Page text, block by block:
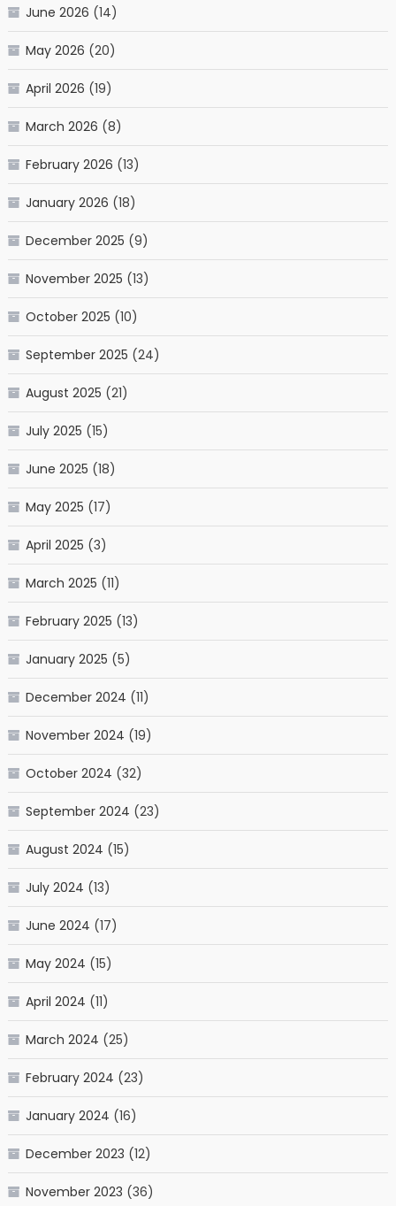
June 2026 (14)
May 2026 (20)
April 2026 (19)
March 2026 (8)
February 2026 (13)
January 2026 (18)
December 2025 (9)
November 2025 (13)
October 2025 (10)
September 2025 (24)
August 2025 (21)
July 2025 (15)
June 2025 (18)
May 2025 (17)
April 2025 (3)
March 2025 (11)
February 2025 (13)
January 2025 (5)
December 2024 (11)
November 2024 (19)
October 2024 (32)
September 2024 (23)
August 2024 (15)
July 2024 (13)
June 2024 (17)
May 2024 (15)
April 2024 (11)
March 2024 (25)
February 2024 (23)
January 2024 (16)
December 2023 (12)
November 2023 (36)